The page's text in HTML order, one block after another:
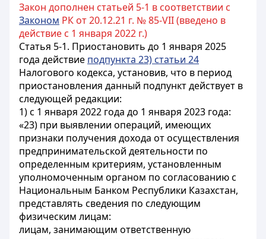
Закон дополнен статьей 5-1 в соответствии с
Законом РК от 20.12.21 г. № 85-VII (введено в
действие с 1 января 2022 г.)
Статья 5-1. Приостановить до 1 января 2025
года действие подпункта 23) статьи 24
Налогового кодекса, установив, что в период
приостановления данный подпункт действует в
следующей редакции:
1) с 1 января 2022 года до 1 января 2023 года:
«23) при выявлении операций, имеющих
признаки получения дохода от осуществления
предпринимательской деятельности по
определенным критериям, установленным
уполномоченным органом по согласованию с
Национальным Банком Республики Казахстан,
представлять сведения по следующим
физическим лицам:
лицам, занимающим ответственную